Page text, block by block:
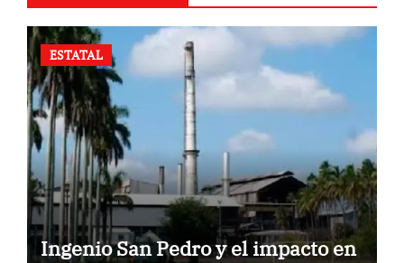
ESTATAL
Ingenio San Pedro y el impacto en